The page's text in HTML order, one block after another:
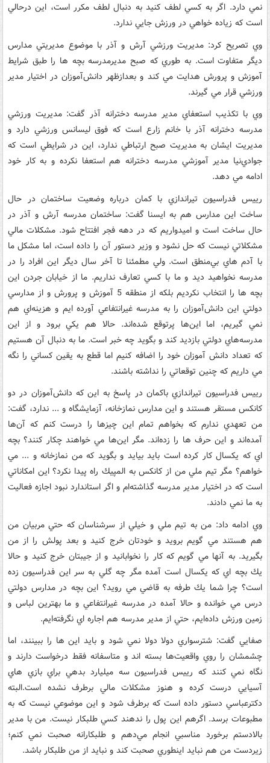
نمي دارد. اگر به كسي لطف كنيد به دنبال لطف مكرر است، اين درحالي
است كه زياده خواهي در ورزش جايي ندارد.
وي تصريح كرد: مديريت ورزشي آرش و آذر با موضوع مديريتي مدارس
ديگر متفاوت است. به طوري كه صبح مديرمدرسه بچه ها را طبق شرايط
آموزش و پرورش هدايت مي كند و بعدازظهر دانش‌آموزان در اختيار مدير
ورزشي قرار مي گيرند.
وي با تكذيب استعفاي مدير مدرسه دخترانه آذر گفت: مديريت ورزشي
مدرسه دخترانه آذر با خانم زارع است كه فوق ليسانس ورزشي دارد و
مديريت ايشان به مديريت صبح ارتباطي ندارد، اين در شرايطي است كه
جوادي‌نيا مدير آموزشي مدرسه دخترانه هم استعفا نكرده و به كار خود
ادامه مي دهد.
رييس فدراسيون تيراندازي با كمان درباره وضعيت ساختمان در حال
ساخت اين مدارس هم به ايسنا گفت: ساختمان مدرسه آرش و آذر در
حال ساخت است و اميدواريم كه در دهه فجر افتتاح شود. مشكلات مالي
مشكلاتي نيست كه حل نشود و وزير دستور آن را داده است، اما مشكل ما
با آدم هاي بي‌منطق است. ولي مطمئنا تا آخر سال ديگر اين افراد را در
مدرسه نخواهيد ديد و ما با كسي تعارف نداريم. ما از خيابان جردن اين
بچه ها را انتخاب نكرديم بلكه از منطقه 5 آموزش و پرورش و از مدارسي
دولتي اين دانش‌آموزان را به مدرسه غير‌انتفاعي آورده ايم و هزينه‌اي هم
نمي گيريم، اما اين‌ها پرتوقع شده‌اند. حالا هم يكي برود و از اين
مدرسه‌هاي دولتي بازديد كند و بگويد چه خبر است. ما به دنبال آن هستيم
كه تعداد دانش آموزان خود را اضافه كنيم اما قطع به يقين كساني را نگه
مي داريم كه چنين توقعاتي را نداشته باشند.
رييس فدراسيون تيراندازي باكمان در پاسخ به اين كه دانش‌آموزان در دو
كانكس مستقر هستند و اين مدارس نمازخانه، آزمايشگاه و ... ندارد، گفت:
من تعهدي ندارم كه بخواهم تمام اين چيزها را درست كنم كه آن‌ها
آمده‌اند و اين حرف ها را زده‌اند. مگر اين‌ها مي خواهند چكار كنند؟ بچه
اي كه يكسال كار كرده است بايد بيايد و بگويد كه من نمازخانه و ... مي
خواهم؟ مگر تيم ملي من از كانكس به المپيك راه پيدا نكرد؟ اين امكاناتي
است كه در اختيار مدير مدرسه گذاشته‌ام و اگر استاندارد نبود اجازه فعاليت
به ما نمي دادند.
وي ادامه داد: من به تيم ملي و خيلي از سرشناسان كه حتي مربيان من
هم هستند مي گويم برويد و خودتان خرج كنيد و بعد پولش را از من
بگيريد. به آ‌نها مي گويم كه كار را نخوابانيد و از جيبتان خرج كنيد و حالا
يك بچه اي كه يكسال است آمده مگر چه گلي به سر اين فدراسيون زده
است؟ چرا شما يك طرفه به قاضي مي رويد؟ اين بچه در مدارس دولتي
درس مي خوانده و حالا آمده در مدرسه غيرانتفاعي و ما بهترين لباس و
زمين ورزش داده‌ايم، حتي از مدير مدرسه هم اجاره اي نگرفته‌ايم.
صفايي گفت: شترسواري دولا دولا نمي شود و بايد اين ها را ببينند، اما
چشمشان را روي واقعيت‌ها بسته اند و متاسفانه فقط درخواست دارند و
نگاه نمي كنند كه رييس فدراسيون سه ميليارد بدهي براي بازي هاي
آسيايي درست كرده و هنوز مشكلات مالي برطرف نشده است.البته
دكترعباسي دستور داده است كه برطرف شود و اين موضوعي نيست كه به
مطبوعات برسد. اگرهم اين پول را ندهند كسي طلبكار نيست. من با مدير
بالادستم برخورد مناسبي انجام مي‌دهم و طلبكارانه صحبت نمي كنم؛
زيردست من هم نبايد اينطوري صحبت كند و نبايد از من طلبكار باشد.